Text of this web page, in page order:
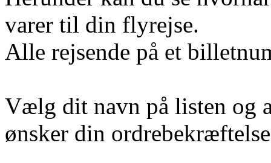
varer til din flyrejse.
Alle rejsende på et
Vælg dit navn på listen og
ønsker din